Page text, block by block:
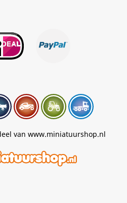
van www.miniatuurshop.nl